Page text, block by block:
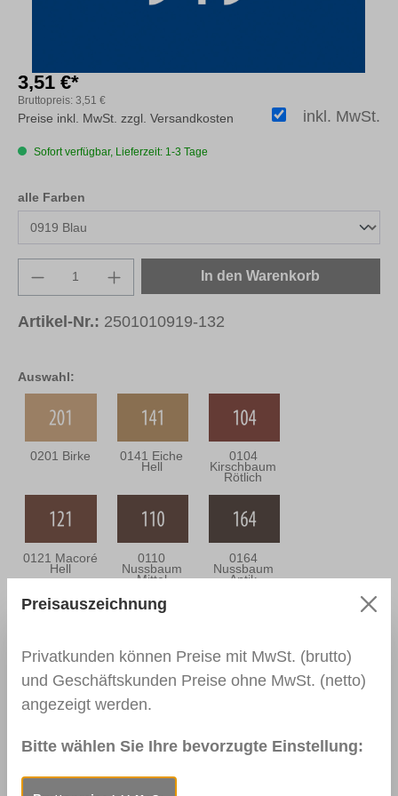
Auswahl:
0201 Birke 0141 Eiche
Hell
0104
Kirschbaum
Rötlich
0121 Macoré
Hell
0110
Nussbaum
Mittel
0164
Nussbaum
Antik
0114
Dunkel
0915 Gelb 0917 Rot
3,51 €*
Bruttopreis: 3,51 €
inkl. MwSt.
Preise inkl. MwSt. zzgl. Versandkosten
Sofort verfügbar, Lieferzeit: 1-3 Tage
alle Farben
Produkt Anzahl: Gib den gewünschten
In den Warenkorb
Artikel-Nr.: 2501010919-132
Preisauszeichnung
Privatkunden können Preise mit MwSt. (brutto)
und Geschäftskunden Preise ohne MwSt. (netto)
angezeigt werden.
Bitte wählen Sie Ihre bevorzugte Einstellung: